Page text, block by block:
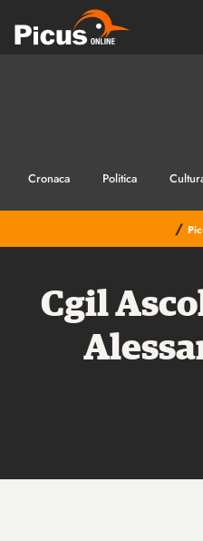
Cronaca Politica
/
Cgil